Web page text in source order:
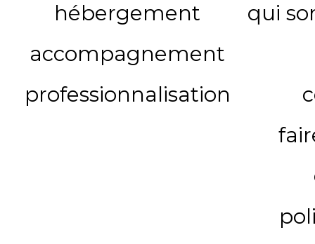
hébergement
accompagnement
professionnalisation
qui